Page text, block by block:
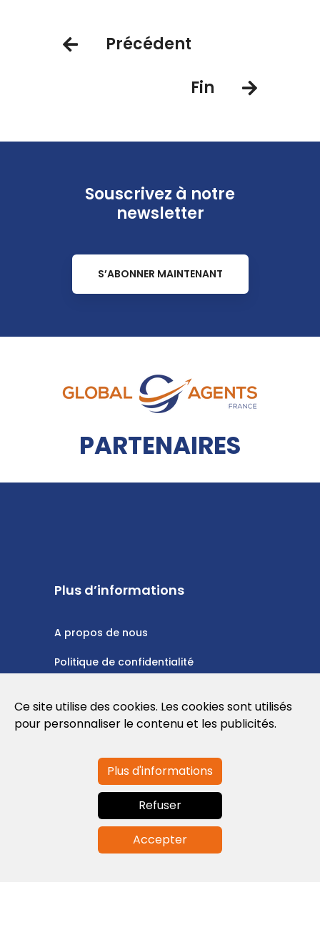
Précédent
Fin
Souscrivez à notre
newsletter
S’ABONNER MAINTENANT
PARTENAIRES
Plus d’informations
A propos de nous
Politique de confidentialité
Conditions d'utilisation
Contactez-nous
info@globalagents.net
Ce site utilise des cookies. Les cookies sont utilisés
pour personnaliser le contenu et les publicités.
Plus d'informations
Refuser
Accepter